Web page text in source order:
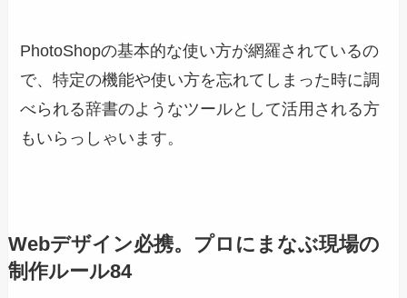
PhotoShopの基本的な使い方が網羅されているの
で、特定の機能や使い方を忘れてしまった時に調
べられる辞書のようなツールとして活用される方
もいらっしゃいます。
Webデザイン必携。プロにまなぶ現場の
制作ルール84